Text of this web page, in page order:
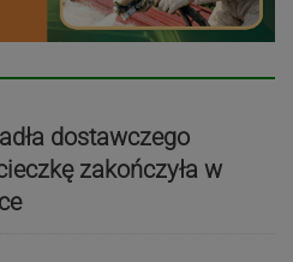
dostawczego
zakończyła w